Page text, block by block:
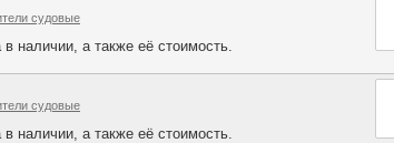
судовые
наличии, а также её стоимость.
судовые
наличии, а также её стоимость.